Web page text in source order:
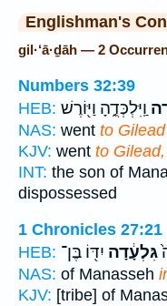
Englishman's
gil·‘ā·ḏāh — 2
Numbers 32:39
HEB: וַֽיִּלְכְּדֻ֑הָ וַיּ֖וֹרֶשׁ
NAS: went to Gilead
KJV: went to Gilead,
INT: the son of
dispossessed
1 Chronicles 27:21
HEB:
גִּלְעָ֔דָה יִדּ֖וֹ בֶּן־
NAS: of Manasseh
KJV: [tribe] of